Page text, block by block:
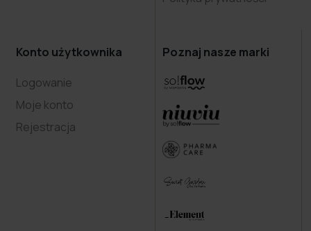
Konto użytkownika
Logowanie
Moje konto
Rejestracja
Poznaj nasze marki